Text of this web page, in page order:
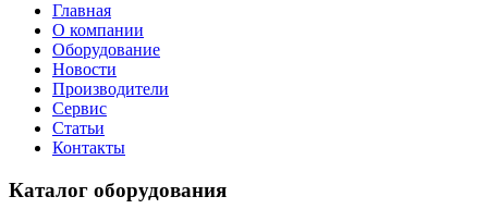
Главная
О компании
Оборудование
Новости
Производители
Сервис
Статьи
Контакты
Каталог оборудования